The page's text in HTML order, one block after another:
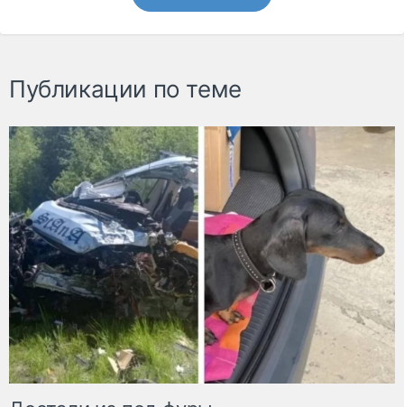
Публикации по теме